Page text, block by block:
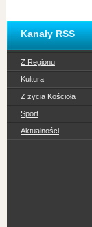
Kanały RSS
Z Regionu
Kultura
Z życia Kościoła
Sport
Aktualności